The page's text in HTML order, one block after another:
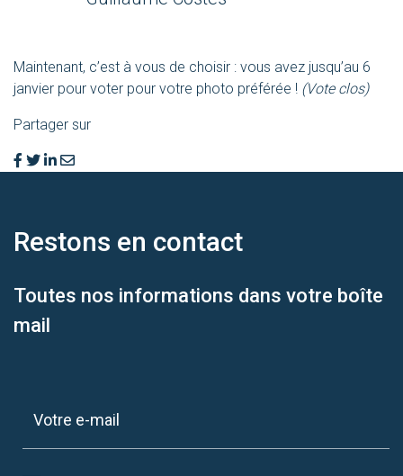
Maintenant, c’est à vous de choisir : vous avez jusqu’au 6
janvier pour voter pour votre photo préférée ! (Vote clos)
Partager sur
Restons en contact
Toutes nos informations dans votre boîte
mail